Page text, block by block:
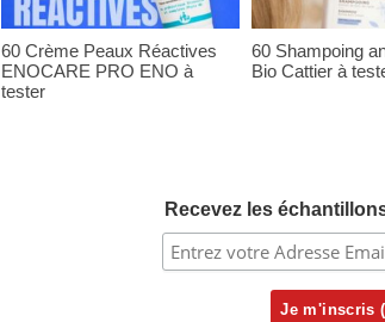
60 Crème Peaux Réactives
ENOCARE PRO ENO à
tester
60 Shampoing
Bio Cattier à
Recevez les